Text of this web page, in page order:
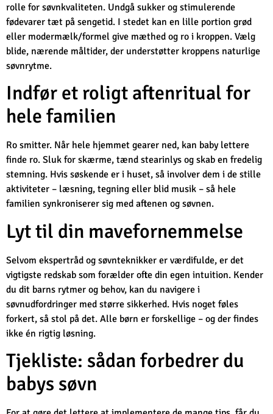
rolle for søvnkvaliteten. Undgå sukker og stimulerende
fødevarer tæt på sengetid. I stedet kan en lille portion grød
eller modermælk/formel give mæthed og ro i kroppen. Vælg
blide, nærende måltider, der understøtter kroppens naturlige
søvnrytme.
Indfør et roligt aftenritual for
hele familien
Ro smitter. Når hele hjemmet gearer ned, kan baby lettere
finde ro. Sluk for skærme, tænd stearinlys og skab en fredelig
stemning. Hvis søskende er i huset, så involver dem i de stille
aktiviteter – læsning, tegning eller blid musik – så hele
familien synkroniserer sig med aftenen og søvnen.
Lyt til din mavefornemmelse
Selvom ekspertråd og søvnteknikker er værdifulde, er det
vigtigste redskab som forælder ofte din egen intuition. Kender
du dit barns rytmer og behov, kan du navigere i
søvnudfordringer med større sikkerhed. Hvis noget føles
forkert, så stol på det. Alle børn er forskellige – og der findes
ikke én rigtig løsning.
Tjekliste: sådan forbedrer du
babys søvn